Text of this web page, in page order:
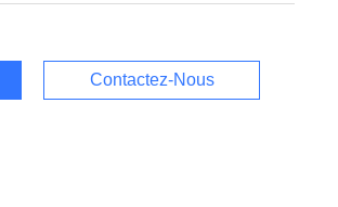
Contactez-Nous